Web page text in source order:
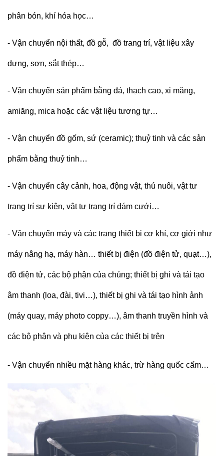
phân bón, khí hóa học…
- Vận chuyển nội thất, đồ gỗ, đồ trang trí, vật liệu xây
dựng, sơn, sắt thép…
- Vận chuyển sản phẩm bằng đá, thạch cao, xi măng,
amiăng, mica hoặc các vật liệu tương tự…
- Vận chuyển đồ gốm, sứ (ceramic); thuỷ tinh và các sản
phẩm bằng thuỷ tinh…
- Vận chuyển cây cảnh, hoa, động vật, thú nuôi, vật tư
trang trí sự kiện, vật tư trang trí đám cưới…
- Vận chuyển máy và các trang thiết bị cơ khí, cơ giới như
máy nâng hạ, máy hàn… thiết bị điện (đồ điện tử, quạt…),
đồ điện tử, các bộ phận của chúng; thiết bị ghi và tái tạo
âm thanh (loa, đài, tivi…), thiết bị ghi và tái tạo hình ảnh
(máy quay, máy photo coppy…), âm thanh truyền hình và
các bộ phận và phụ kiện của các thiết bị trên
- Vận chuyển nhiều mặt hàng khác, trừ hàng quốc cấm…